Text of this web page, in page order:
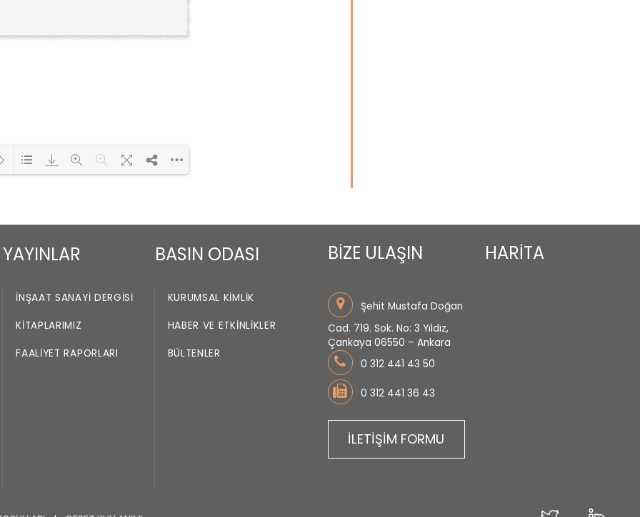
YAYINLAR
İNŞAAT SANAYI DERGISI
KITAPLARIMIZ
FAALIYET RAPORLARI
BASIN ODASI
KURUMSAL KIMLIK
HABER VE ETKINLIKLER
BÜLTENLER
BİZE ULAŞIN
Şehit Mustafa Doğan
Cad. 719. Sok. No: 3 Yıldız,
Çankaya 06550 – Ankara
0 312 441 43 50
0 312 441 36 43
İLETİŞİM FORMU
HARİTA